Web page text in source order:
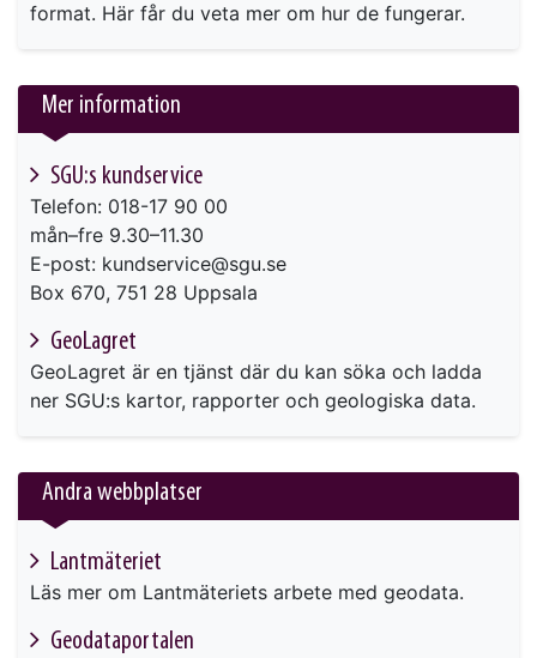
format. Här får du veta mer om hur de fungerar.
Mer information
SGU:s kundservice
Telefon: 018-17 90 00
mån–fre 9.30–11.30
E-post: kundservice@sgu.se
Box 670, 751 28 Uppsala
GeoLagret
GeoLagret är en tjänst där du kan söka och ladda
ner SGU:s kartor, rapporter och geologiska data.
Andra webbplatser
Lantmäteriet
Läs mer om Lantmäteriets arbete med geodata.
Geodataportalen